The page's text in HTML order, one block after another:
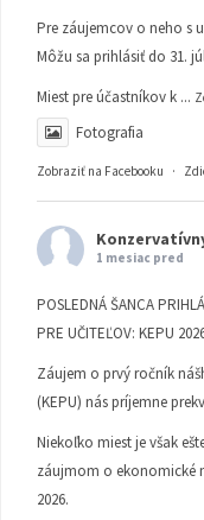
Pre záujemcov o neho s
Môžu sa prihlásiť do 31.
Miest pre účastníkov k ...
Fotografia
Zobraziť na Facebooku ·
1 mesiac pred
POSLEDNÁ ŠANCA
PRE UČITEĽOV: KEPU
Záujem o prvý ročník
(KEPU) nás príjemne
Niekoľko miest je však
záujmom o ekonomické
2026.